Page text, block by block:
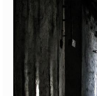
CODICI RUBRICHE